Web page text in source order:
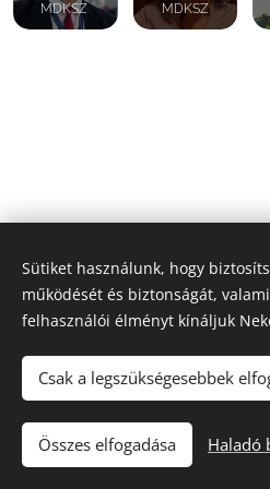
MDKSZ
MDKSZ
© 2024 Minden
Adatkezelési tájékoztató|
Az oldalt a
Webnode
Sütiket használunk, hogy
működését és biztonságát,
felhasználói élményt kínáljuk
Csak a legszükségesebbek
Összes elfogadása Haladó